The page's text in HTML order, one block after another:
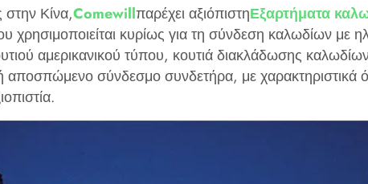
Κίνα,Comewillπαρέχει αξιόπιστηΕξαρτήματα
κυρίως για τη σύνδεση καλωδίων με
αμερικανικού τύπου, κουτιά διακλάδωσης
αποσπώμενο σύνδεσμο συνδετήρα, με